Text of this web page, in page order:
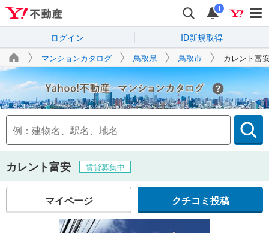
i
ログイン ID新規取得
マンションカタログ 鳥取県 鳥取市 カレント富
Yahoo!不動産
カレント富安 賃貸募集中
マイページ クチコミ投稿